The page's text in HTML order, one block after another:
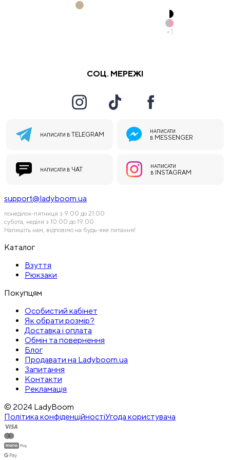
+1
СОЦ. МЕРЕЖІ
НАПИСАТИ В TELEGRAM
НАПИСАТИ
В MESSENGER
НАПИСАТИ В ЧАТ
НАПИСАТИ
В
INSTAGRAM
support@ladyboom.ua
понеділок-пятниця з 9:00 до 21:00
субота, неділя з 10:00 до 19:00
Напишіть нам, відповімо на будь-яке питання!
Каталог
Взуття
Рюкзаки
Покупцям
Особистий кабінет
Як обрати розмір?
Доставка і оплата
Обмін та повернення
Блог
Продавати на Ladyboom.ua
Запитання
Контакти
Рекламація
© 2024 LadyBoom
Політика конфіденційностіУгода користувача